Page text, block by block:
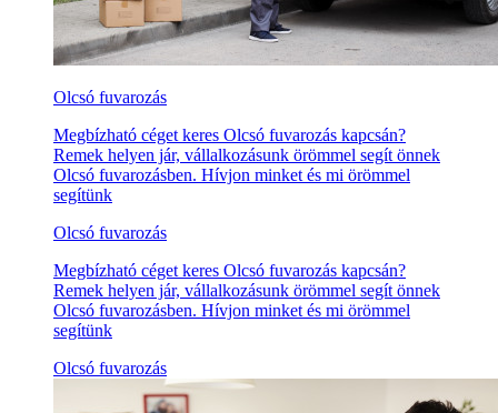
Olcsó fuvarozás
Megbízható céget keres Olcsó fuvarozás kapcsán?
Remek helyen jár, vállalkozásunk örömmel segít önnek
Olcsó fuvarozásben. Hívjon minket és mi örömmel
segítünk
Olcsó fuvarozás
Megbízható céget keres Olcsó fuvarozás kapcsán?
Remek helyen jár, vállalkozásunk örömmel segít önnek
Olcsó fuvarozásben. Hívjon minket és mi örömmel
segítünk
Olcsó fuvarozás